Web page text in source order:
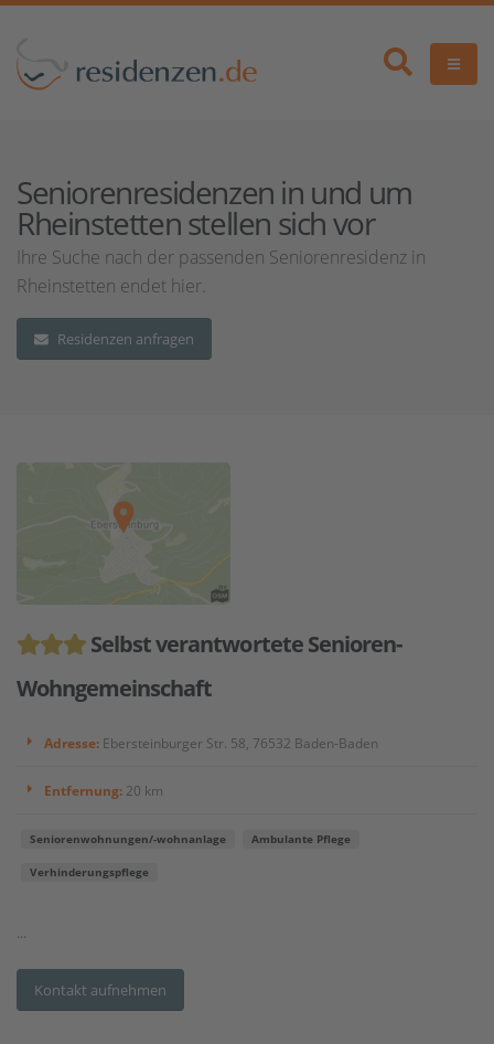
Seniorenresidenzen in und um
Rheinstetten stellen sich vor
Ihre Suche nach der passenden Seniorenresidenz in
Rheinstetten endet hier.
Residenzen anfragen
Selbst verantwortete Senioren-
Wohngemeinschaft
Adresse: Ebersteinburger Str. 58, 76532 Baden-Baden
Entfernung: 20 km
Seniorenwohnungen/-wohnanlage Ambulante Pflege
Verhinderungspflege
...
Kontakt aufnehmen